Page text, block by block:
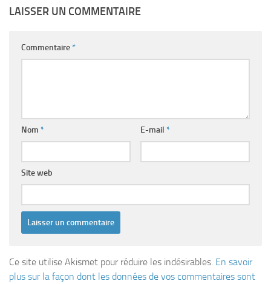
LAISSER UN COMMENTAIRE
Commentaire*
Nom * E-mail *
Site web
Ce site utilise Akismet pour réduire les indésirables. En savoir
plus sur la façon dont les données de vos commentaires sont